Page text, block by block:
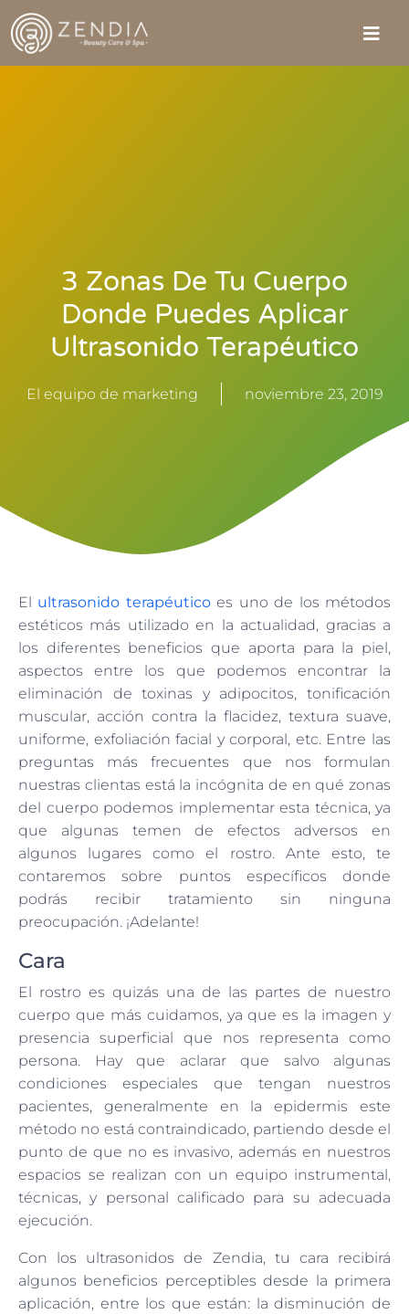
3 Zonas De Tu Cuerpo
Donde Puedes Aplicar
Ultrasonido Terapéutico
El equipo de marketing noviembre 23, 2019
El ultrasonido terapéuticoes uno de los métodos
estéticos más utilizado en la actualidad, gracias a
los diferentes beneficios que aporta para la piel,
aspectos entre los que podemos encontrar la
eliminación de toxinas y adipocitos, tonificación
muscular, acción contra la flacidez, textura suave,
uniforme, exfoliación facial y corporal, etc. Entre las
preguntas más frecuentes que nos formulan
nuestras clientas está la incógnita de en qué zonas
del cuerpo podemos implementar esta técnica, ya
que algunas temen de efectos adversos en
algunos lugares como el rostro. Ante esto, te
contaremos sobre puntos específicos donde
podrás recibir tratamiento sin ninguna
preocupación. ¡Adelante!
Cara
El rostro es quizás una de las partes de nuestro
cuerpo que más cuidamos, ya que es la imagen y
presencia superficial que nos representa como
persona. Hay que aclarar que salvo algunas
condiciones especiales que tengan nuestros
pacientes, generalmente en la epidermis este
método no está contraindicado, partiendo desde el
punto de que no es invasivo, además en nuestros
espacios se realizan con un equipo instrumental,
técnicas, y personal calificado para su adecuada
ejecución.
Con los ultrasonidos de Zendia, tu cara recibirá
algunos beneficios perceptibles desde la primera
aplicación, entre los que están: la disminución de